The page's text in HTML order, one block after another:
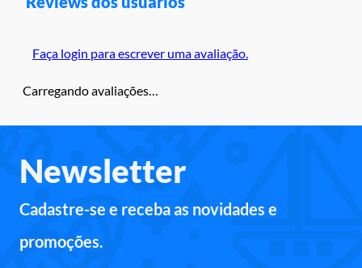
Faça login para escrever uma avaliação.
Carregando avaliações…
Newsletter
Cadastre-se e receba as novidades e
promoções.